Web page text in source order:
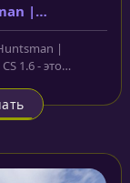
|
|
1.6 - это